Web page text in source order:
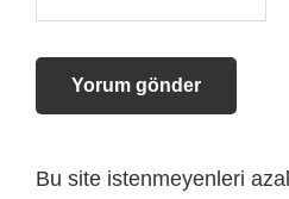
Bu site istenmeyenleri